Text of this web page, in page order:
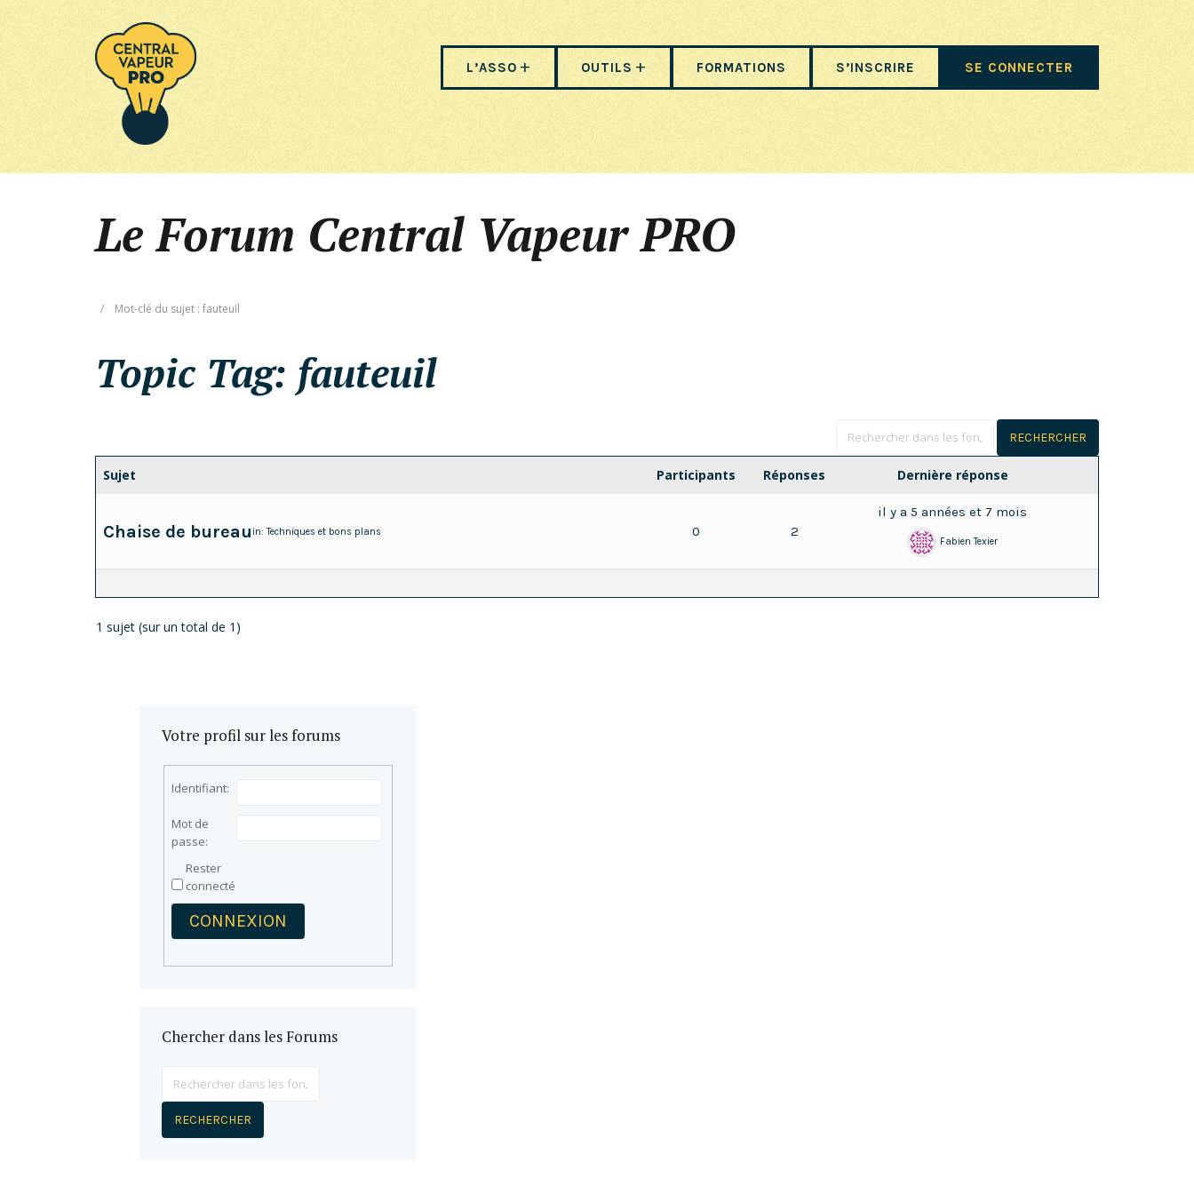
L’ASSO OUTILS FORMATIONS S’INSCRIRE SE CONNECTER
Le Forum Central Vapeur PRO
/ Mot-clé du sujet : fauteuil
Topic Tag: fauteuil
Sujet Participants Réponses Dernière réponse
Chaise de bureau in:Techniques et bons plans 0 2
il y a 5 années et 7 mois
Fabien Texier
1 sujet (sur un total de 1)
Votre profil sur les forums
Identifiant:
Mot de
passe:
Rester
connecté
CONNEXION
Chercher dans les Forums